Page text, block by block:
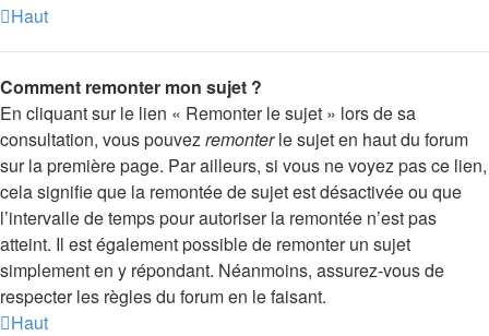
Haut
Comment remonter mon sujet ?
En cliquant sur le lien « Remonter le sujet » lors de sa
consultation, vous pouvezremonterle sujet en haut du forum
sur la première page. Par ailleurs, si vous ne voyez pas ce lien,
cela signifie que la remontée de sujet est désactivée ou que
l’intervalle de temps pour autoriser la remontée n’est pas
atteint. Il est également possible de remonter un sujet
simplement en y répondant. Néanmoins, assurez-vous de
respecter les règles du forum en le faisant.
Haut